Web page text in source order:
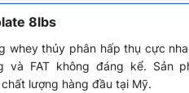
8lbs
thủy phân hấp thụ cực
và FAT không đáng kể. Sản
lượng hàng đầu tại Mỹ.